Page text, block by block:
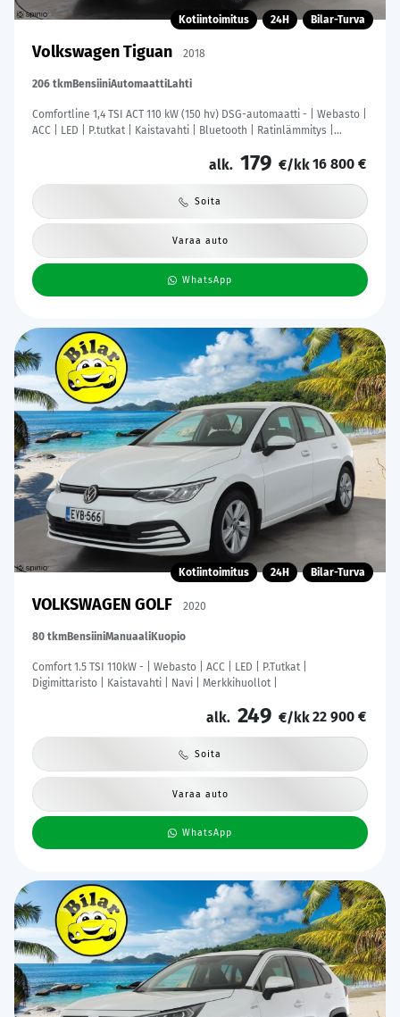
Kotiintoimitus 24H Bilar-Turva
Volkswagen Tiguan 2018
206 tkmBensiiniAutomaattiLahti
Comfortline 1,4 TSI ACT 110 kW (150 hv) DSG-automaatti - | Webasto |
ACC | LED | P.tutkat | Kaistavahti | Bluetooth | Ratinlämmitys |
alk. 179 €/kk16 800 €
Soita
Varaa auto
WhatsApp
Kotiintoimitus 24H Bilar-Turva
VOLKSWAGEN GOLF 2020
80 tkmBensiiniManuaali Kuopio
Comfort 1.5 TSI 110kW - | Webasto | ACC | LED | P.Tutkat |
Digimittaristo | Kaistavahti | Navi | Merkkihuollot |
alk. 249 €/kk22 900 €
Soita
Varaa auto
WhatsApp